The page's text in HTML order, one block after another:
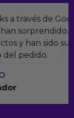
y la
Tienen
atentos